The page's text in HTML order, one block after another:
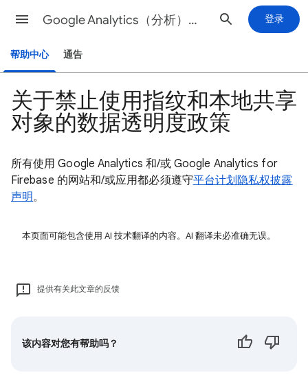
Google Analytics（分析）帮助 登录
帮助中心 通告
关于禁止使用指纹和本地共享
对象的数据透明度政策
所有使用 Google Analytics 和/或 Google Analytics for
Firebase 的网站和/或应用都必须遵守平台计划隐私权披露
声明。
本页面可能包含使用 AI 技术翻译的内容。AI 翻译未必准确无误。
提供有关此文章的反馈
该内容对您有帮助吗？